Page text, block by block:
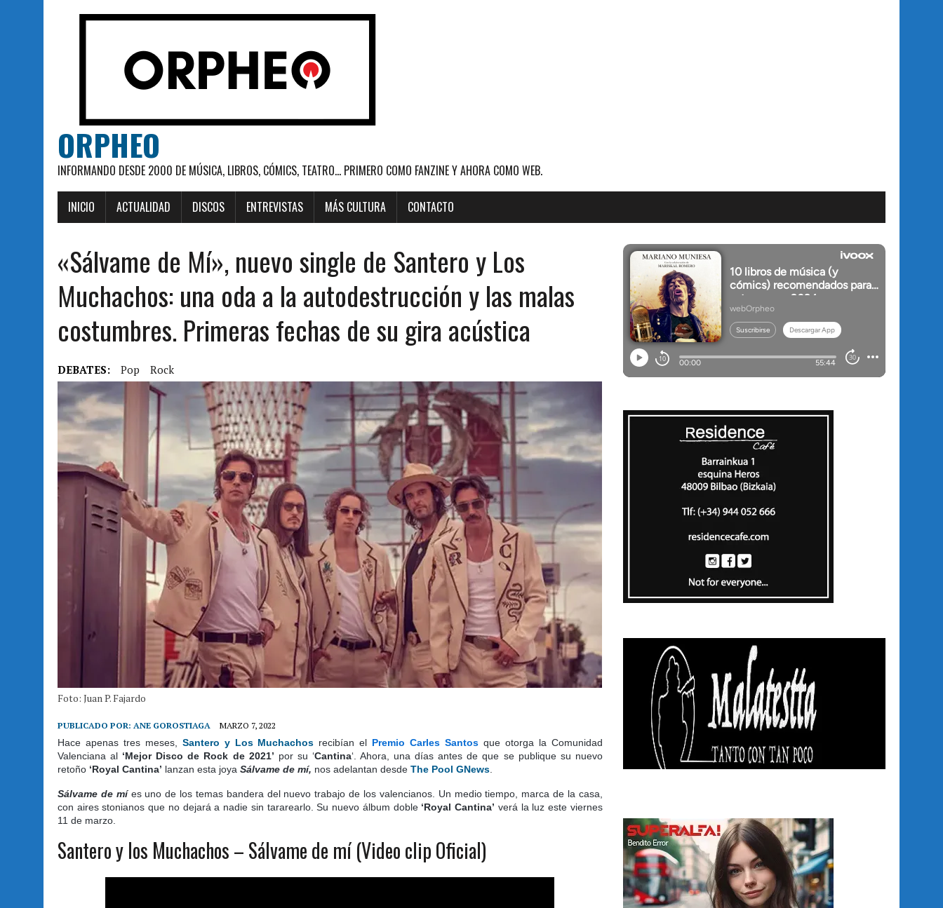
ORPHEO
INFORMANDO DESDE 2000 DE MÚSICA, LIBROS, CÓMICS, TEATRO... PRIMERO COMO FANZINE Y AHORA COMO WEB.
INICIO ACTUALIDAD DISCOS ENTREVISTAS MÁS CULTURA CONTACTO
«Sálvame de Mí», nuevo single de Santero y Los
Muchachos: una oda a la autodestrucción y las malas
costumbres. Primeras fechas de su gira acústica
DEBATES: Pop Rock
Foto: Juan P. Fajardo
PUBLICADO POR: ANE GOROSTIAGA MARZO 7, 2022
Hace apenas tres meses, Santero y Los Muchachos recibían el Premio Carles Santos que otorga la Comunidad
Valenciana al ‘Mejor Disco de Rock de 2021’ por su ‘Cantina‘. Ahora, una días antes de que se publique su nuevo
retoño ‘Royal Cantina’ lanzan esta joya Sálvame de mí, nos adelantan desde The Pool GNews
Sálvame de míes uno de los temas bandera del nuevo trabajo de los valencianos. Un medio tiempo, marca de la casa,
con aires stonianos que no dejará a nadie sin tararearlo. Su nuevo álbum doble ‘Royal Cantina’ verá la luz este viernes
11 de marzo.
Santero y los Muchachos – Sálvame de mí (Video clip Oficial)